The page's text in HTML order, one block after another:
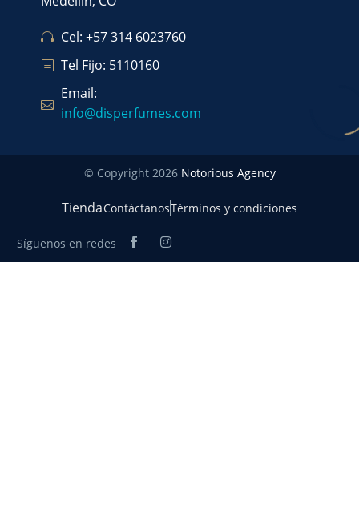
Cel: +57 314 6023760
Tel Fijo: 5110160
Email:
info@disperfumes.com
© Copyright 2026 Notorious Agency
TiendaContáctanosTérminos y condiciones
Síguenos en redes